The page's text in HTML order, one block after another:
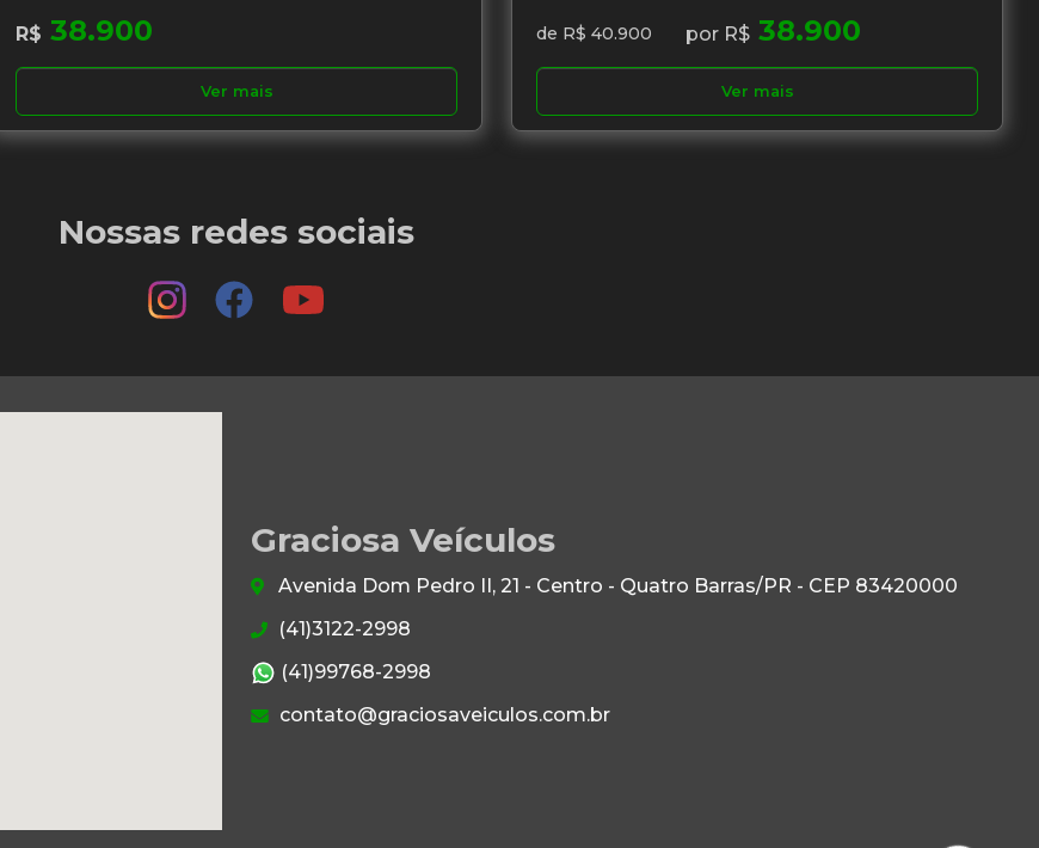
R$ 38.900
Ver mais
de R$ 40.900 por R$ 38.900
Ver mais
Nossas redes sociais
Graciosa Veículos
Avenida Dom Pedro II, 21 - Centro - Quatro Barras/PR - CEP 83420000
(41)3122-2998
(41)99768-2998
contato@graciosaveiculos.com.br